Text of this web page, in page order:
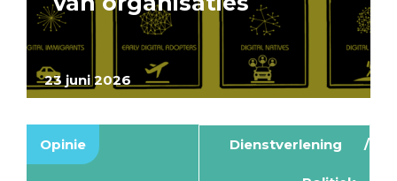
23 juni 2026
Opinie Dienstverlening